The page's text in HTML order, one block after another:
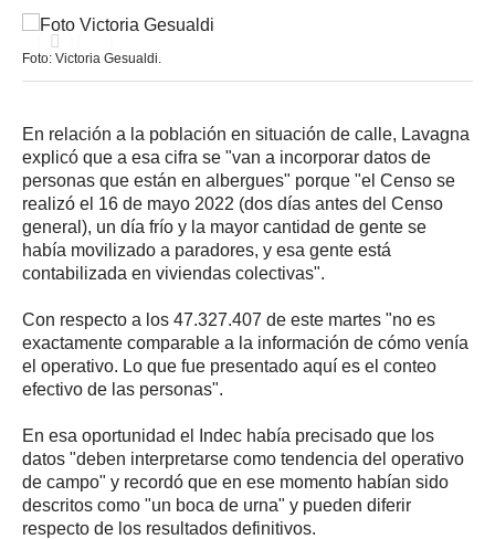
Foto: Victoria Gesualdi.
En relación a la población en situación de calle, Lavagna
explicó que a esa cifra se "van a incorporar datos de
personas que están en albergues" porque "el Censo se
realizó el 16 de mayo 2022 (dos días antes del Censo
general), un día frío y la mayor cantidad de gente se
había movilizado a paradores, y esa gente está
contabilizada en viviendas colectivas".
Con respecto a los 47.327.407 de este martes "no es
exactamente comparable a la información de cómo venía
el operativo. Lo que fue presentado aquí es el conteo
efectivo de las personas".
En esa oportunidad el Indec había precisado que los
datos "deben interpretarse como tendencia del operativo
de campo" y recordó que en ese momento habían sido
descritos como "un boca de urna" y pueden diferir
respecto de los resultados definitivos.